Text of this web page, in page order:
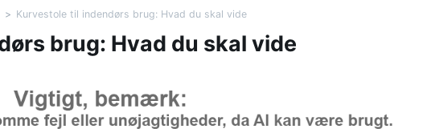
Kurvestole til indendørs brug: Hvad du skal vide
brug: Hvad du skal vide